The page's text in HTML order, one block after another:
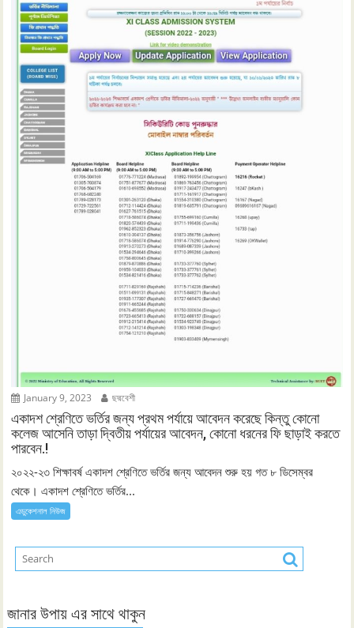
January 9, 2023 ছদ্মবেশী
একাদশ শ্রেণিতে ভর্তির জন্য প্রথম পর্যায়ে আবেদন করেছে কিন্তু কোনো
কলেজ আসেনি তাড়া দ্বিতীয় পর্যায়ের আবেদন, কোনো ধরনের ফি ছাড়াই করতে
পারবেন.!
২০২২-২৩ শিক্ষাবর্ষ একাদশ শ্রেণিতে ভর্তির জন্য আবেদন শুরু হয় গত ৮ ডিসেম্বর
থেকে। একাদশ শ্রেণিতে ভর্তির...
এডুকেশনাল নিউজ
জানার উপায় এর সাথে থাকুন